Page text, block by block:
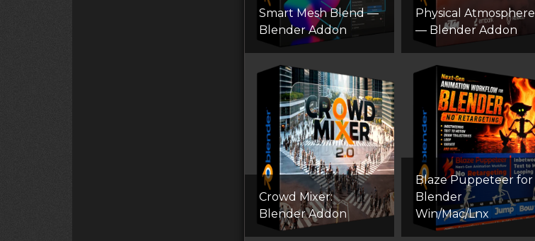
Smart Mesh Blend —
Blender Addon
Physical Atmosphere
— Blender Addon
Crowd Mixer:
Blender Addon
Blaze Puppeteer for
Blender
Win/Mac/Lnx